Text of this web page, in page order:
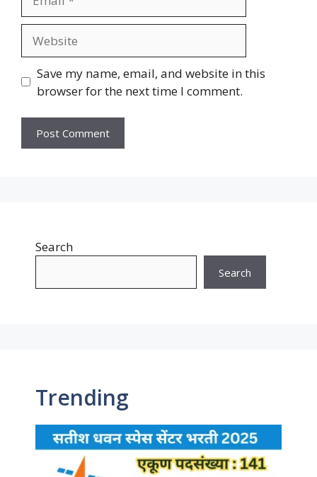
Save my name, email, and website in this
browser for the next time I comment.
Search
Search
Trending